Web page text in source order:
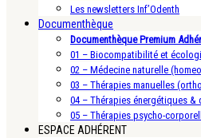
Les newsletters Inf’Odenth
Documenthèque
Documenthèque Premium
01 – Biocompatibilité et
02 – Médecine naturelle
03 – Thérapies manuelles
04 – Thérapies énergétiques
05 – Thérapies psycho-
ESPACE ADHÉRENT